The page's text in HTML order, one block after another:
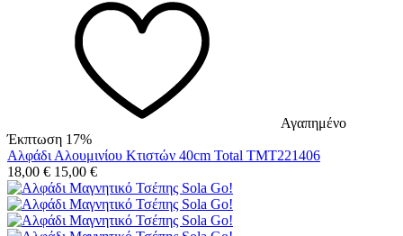
Αγαπημένο
Έκπτωση 17%
Αλφάδι Αλουμινίου Κτιστών 40cm Total TMT221406
18,00 € 15,00 €